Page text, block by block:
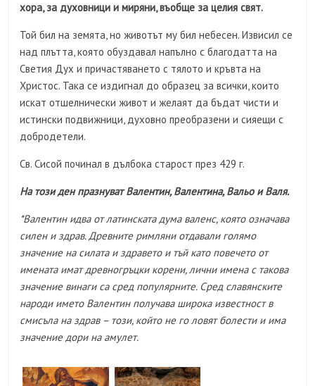
хора, за духовници и миряни, въобще за целия свят.
Той бил на земята, но животът му бил небесен. Извисил се
над плътта, която обуздавал напълно с благодатта на
Светия Дух и причастяването с тялото и кръвта на
Христос. Така се издигнал до образец за всички, които
искат отшелнически живот и желаят да бъдат чисти и
истински подвижници, духовно преобразени и сияещи с
добродетели.
Св. Сисой починал в дълбока старост през 429 г.
На този ден празнуват Валентин, Валентина, Вальо и Валя.
*Валентин идва от латинската дума валенс, която означава
силен и здрав. Древните римляни отдавали голямо
значение на силата и здравето и тъй като повечето от
имената имат древногръцки корени, лични имена с такова
значение винаги са сред популярните. Сред славянските
народи името Валентин получава широка известност в
смисъла на здрав – този, който не го ловят болести и има
значение дори на амулет.